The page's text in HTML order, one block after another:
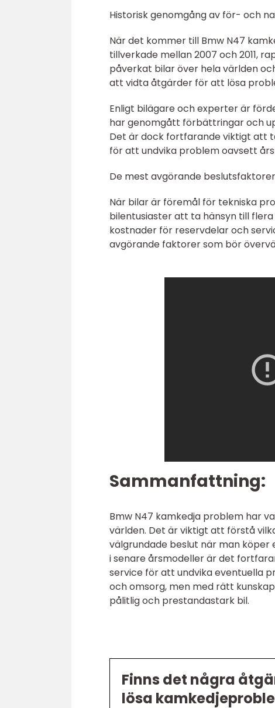
Historisk genomgång av för- och
När det kommer till Bmw N47
tillverkade mellan 2007 och 2011,
påverkat bilar över hela världen
att vidta åtgärder för att lösa
Enligt bilägare och experter är
har genomgått förbättringar och
Det är dock fortfarande viktigt att
för att undvika problem oavsett
De mest avgörande
När bilar är föremål för tekniska
bilentusiaster att ta hänsyn till
kostnader för reservdelar och
avgörande faktorer som bör
Sammanfattning:
Bmw N47 kamkedja problem har
världen. Det är viktigt att förstå
välgrundade beslut när man köper
i senare årsmodeller är det
service för att undvika eventuella
och omsorg, men med rätt
pålitlig och prestandastark bil.
Finns det några
lösa